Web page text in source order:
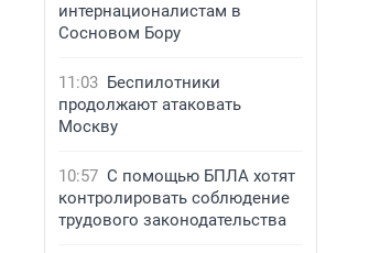
интернационалистам в
Сосновом Бору
11:03 Беспилотники
продолжают атаковать
Москву
10:57 С помощью БПЛА хотят
контролировать соблюдение
трудового законодательства